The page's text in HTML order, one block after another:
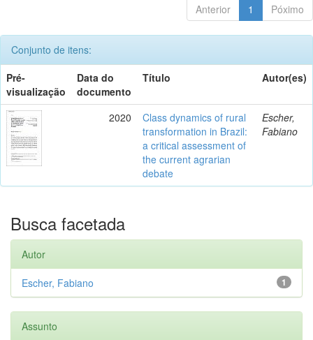
Anterior 1 Póximo
Conjunto de itens:
Pré-
visualização
Data do
documento
Título Autor(es)
2020
Class dynamics of rural
transformation in Brazil:
a critical assessment of
the current agrarian
debate
Escher,
Fabiano
Busca facetada
Autor
1
Escher, Fabiano
Assunto